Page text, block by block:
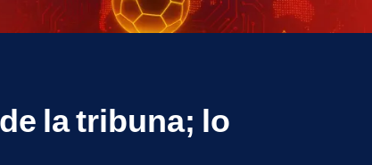
la tribuna; lo